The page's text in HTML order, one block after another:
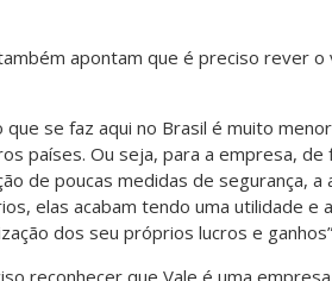
apontam que é preciso rever o
que se faz aqui no Brasil é muito
países. Ou seja, para a empresa, de
de poucas medidas de segurança, a
elas acabam tendo uma utilidade e
dos seu próprios lucros e
reconhecer que Vale é uma empresa